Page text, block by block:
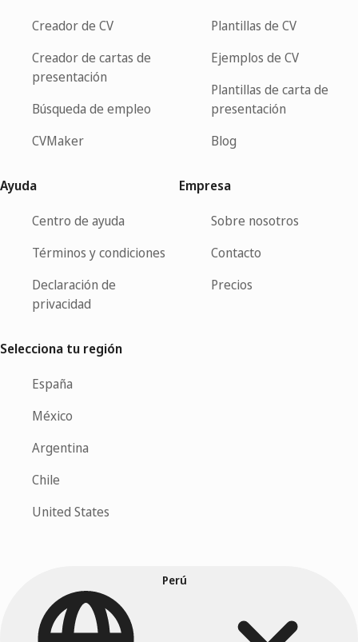
Creador de CV
Creador de cartas de
presentación
Búsqueda de empleo
CVMaker
Plantillas de CV
Ejemplos de CV
Plantillas de carta de
presentación
Blog
Ayuda
Centro de ayuda
Términos y condiciones
Declaración de
privacidad
Empresa
Sobre nosotros
Contacto
Precios
Selecciona tu región
España
México
Argentina
Chile
United States
Perú